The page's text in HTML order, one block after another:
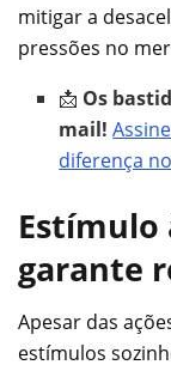
mitigar a
pressões no
📩 Os
mail!
diferença
Estímulo
garante
Apesar das
estímulos